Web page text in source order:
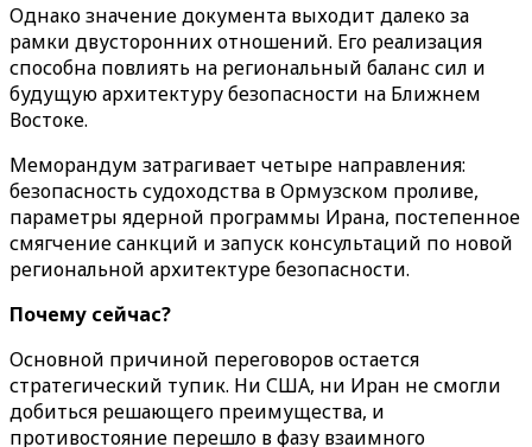
Однако значение документа выходит далеко за
рамки двусторонних отношений. Его реализация
способна повлиять на региональный баланс сил и
будущую архитектуру безопасности на Ближнем
Востоке.
Меморандум затрагивает четыре направления:
безопасность судоходства в Ормузском проливе,
параметры ядерной программы Ирана, постепенное
смягчение санкций и запуск консультаций по новой
региональной архитектуре безопасности.
Почему сейчас?
Основной причиной переговоров остается
стратегический тупик. Ни США, ни Иран не смогли
добиться решающего преимущества, и
противостояние перешло в фазу взаимного